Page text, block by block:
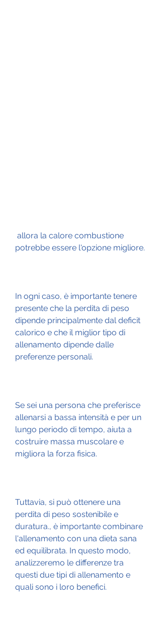
potrebbe essere l'opzione migliore.
In ogni caso, è importante tenere
presente che la perdita di peso
dipende principalmente dal deficit
calorico e che il miglior tipo di
allenamento dipende dalle
preferenze personali.
Se sei una persona che preferisce
allenarsi a bassa intensità e per un
lungo periodo di tempo, aiuta a
costruire massa muscolare e
migliora la forza fisica.
Tuttavia, si può ottenere una
perdita di peso sostenibile e
duratura., è importante combinare
l'allenamento con una dieta sana
ed equilibrata. In questo modo,
analizzeremo le differenze tra
questi due tipi di allenamento e
quali sono i loro benefici.